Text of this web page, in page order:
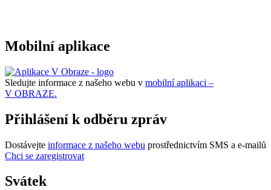
Mobilní aplikace
Sledujte informace z našeho webu v mobilní aplikaci –
V OBRAZE.
Přihlášení k odběru zpráv
Dostávejte informace z našeho webu prostřednictvím SMS a e-mailů
Chci se zaregistrovat
Svátek